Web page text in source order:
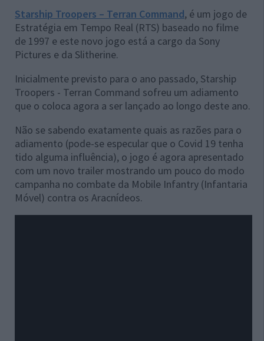
Starship Troopers – Terran Command, é um jogo de
Estratégia em Tempo Real (RTS) baseado no filme
de 1997 e este novo jogo está a cargo da Sony
Pictures e da Slitherine.
Inicialmente previsto para o ano passado, Starship
Troopers - Terran Command sofreu um adiamento
que o coloca agora a ser lançado ao longo deste ano.
Não se sabendo exatamente quais as razões para o
adiamento (pode-se especular que o Covid 19 tenha
tido alguma influência), o jogo é agora apresentado
com um novo trailer mostrando um pouco do modo
campanha no combate da Mobile Infantry (Infantaria
Móvel) contra os Aracnídeos.